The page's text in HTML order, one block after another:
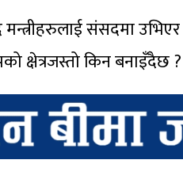
संसदमा
क्षेत्रजस्तो किन बनाइँदैछ